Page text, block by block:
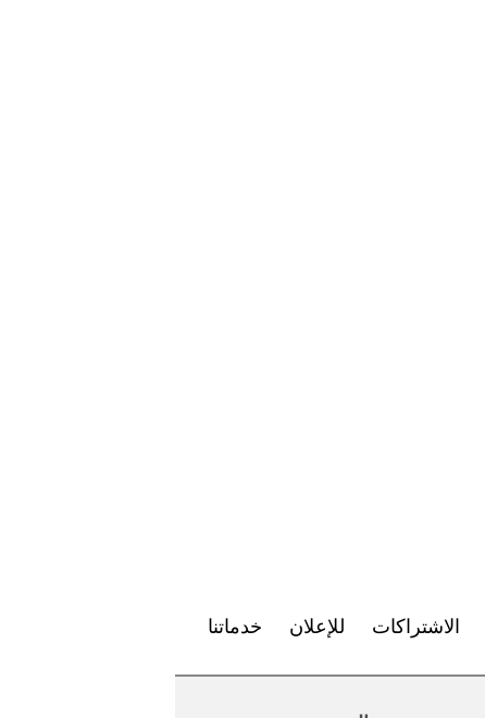
الاشتراكات للإعلان خدماتنا